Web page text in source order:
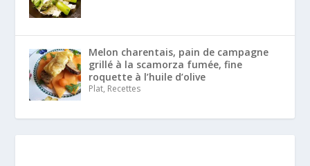
Melon charentais, pain de campagne
grillé à la scamorza fumée, fine
roquette à l’huile d’olive
Plat, Recettes